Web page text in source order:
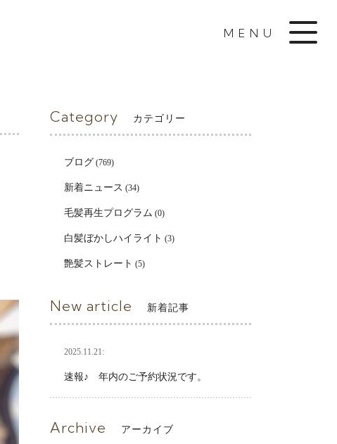
MENU
Category カテゴリー
ブログ (769)
新着ニュース (34)
毛髪再生プログラム (0)
白髪ぼかしハイライト (3)
艶髪ストレート (5)
New article 新着記事
2025.11.21:
速報♪ 年内のご予約状況です。
Archive アーカイブ